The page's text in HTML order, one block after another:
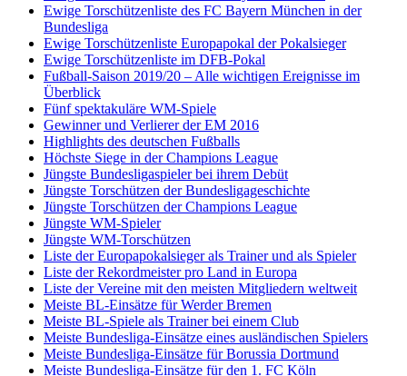
Ewige Torschützenliste des FC Bayern München in der
Bundesliga
Ewige Torschützenliste Europapokal der Pokalsieger
Ewige Torschützenliste im DFB-Pokal
Fußball-Saison 2019/20 – Alle wichtigen Ereignisse im
Überblick
Fünf spektakuläre WM-Spiele
Gewinner und Verlierer der EM 2016
Highlights des deutschen Fußballs
Höchste Siege in der Champions League
Jüngste Bundesligaspieler bei ihrem Debüt
Jüngste Torschützen der Bundesligageschichte
Jüngste Torschützen der Champions League
Jüngste WM-Spieler
Jüngste WM-Torschützen
Liste der Europapokalsieger als Trainer und als Spieler
Liste der Rekordmeister pro Land in Europa
Liste der Vereine mit den meisten Mitgliedern weltweit
Meiste BL-Einsätze für Werder Bremen
Meiste BL-Spiele als Trainer bei einem Club
Meiste Bundesliga-Einsätze eines ausländischen Spielers
Meiste Bundesliga-Einsätze für Borussia Dortmund
Meiste Bundesliga-Einsätze für den 1. FC Köln